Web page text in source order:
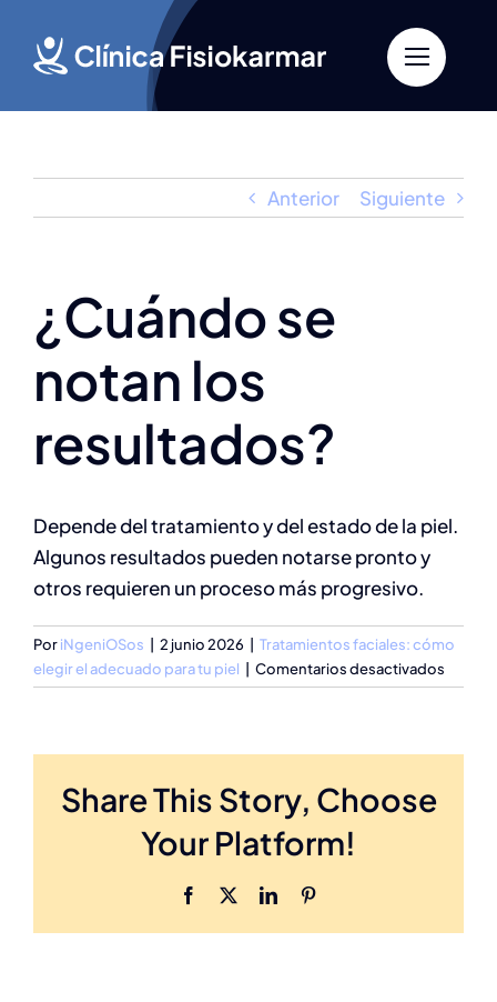
contenido
Anterior Siguiente
¿Cuándo se
notan los
resultados?
Depende del tratamiento y del estado de la piel.
Algunos resultados pueden notarse pronto y
otros requieren un proceso más progresivo.
PoriNgeniOSos 2 junio 2026
Tratamientos faciales: cómo
elegir el adecuado para tu piel
Comentarios desactivados
Share This Story, Choose
Your Platform!
Facebook LinkedIn